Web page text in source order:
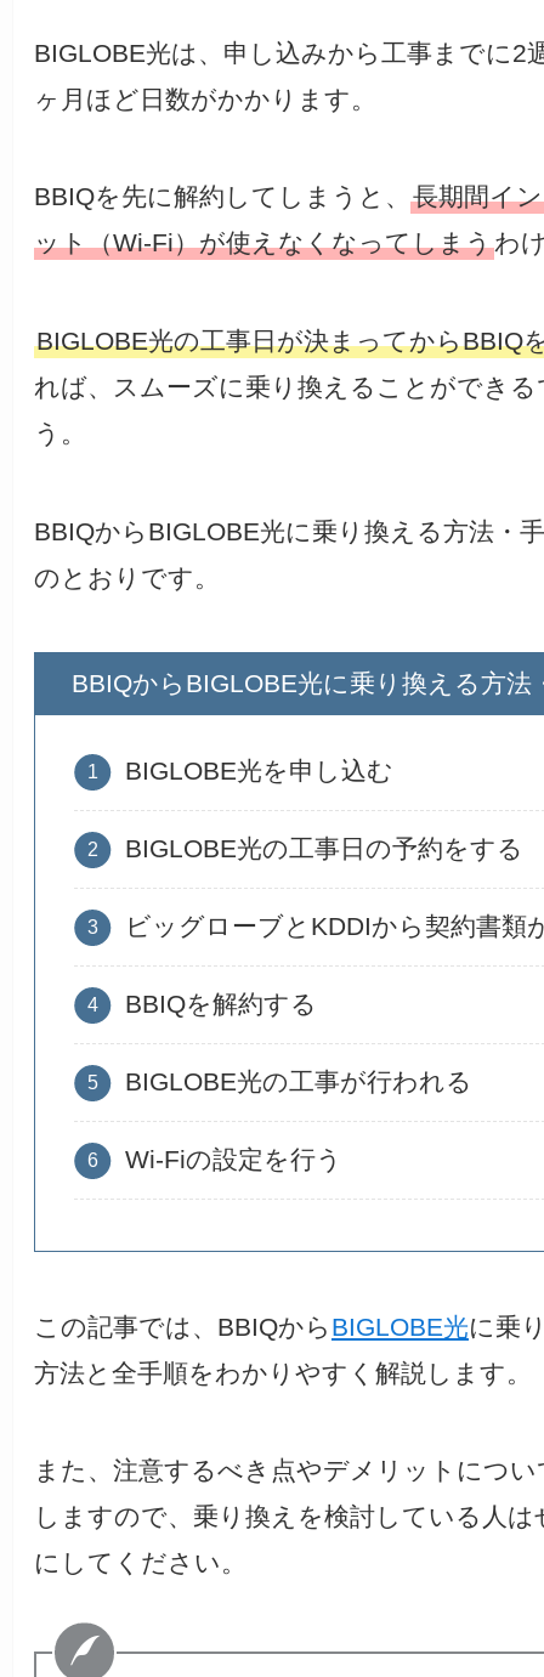
BIGLOBE光は、申し込みから工事までに2
ヶ月ほど日数がかかります。
BBIQを先に解約してしまうと、 長期間イ
ット（Wi-Fi）が使えなくなってしまうわ
BIGLOBE光の工事日が決まってからBBIQ
れば、スムーズに乗り換えることができる
う。
BBIQからBIGLOBE光に乗り換える方法・
のとおりです。
BBIQからBIGLOBE光に乗り換える方法
BIGLOBE光を申し込む
BIGLOBE光の工事日の予約をする
ビッグローブとKDDIから契約書類
BBIQを解約する
BIGLOBE光の工事が行われる
Wi-Fiの設定を行う
この記事では、BBIQから BIGLOBE光に乗
方法と全手順をわかりやすく解説します。
また、注意するべき点やデメリットについ
しますので、乗り換えを検討している人は
にしてください。